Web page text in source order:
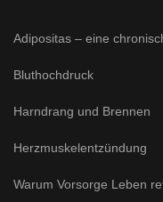
Adipositas – eine
Bluthochdruck
Harndrang und Brennen
Herzmuskelentzündung
Warum Vorsorge Leben